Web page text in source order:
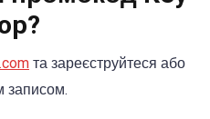
та зареєструйтеся або
записом.